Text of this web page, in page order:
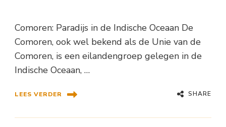
Comoren: Paradijs in de Indische Oceaan De
Comoren, ook wel bekend als de Unie van de
Comoren, is een eilandengroep gelegen in de
Indische Oceaan, …
LEES VERDER SHARE